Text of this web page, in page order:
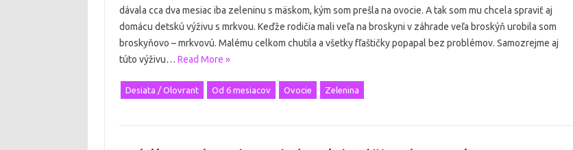
dávala cca dva mesiac iba zeleninu s mäskom, kým som prešla na ovocie. A tak som mu chcela spraviť aj
domácu detskú výživu s mrkvou. Keďže rodičia mali veľa na broskyni v záhrade veľa broskýň urobila som
broskyňovo – mrkvovú. Malému celkom chutila a všetky fľaštičky popapal bez problémov. Samozrejme aj
túto výživu… Read More »
Desiata / Olovrant Od 6 mesiacov Ovocie Zelenina